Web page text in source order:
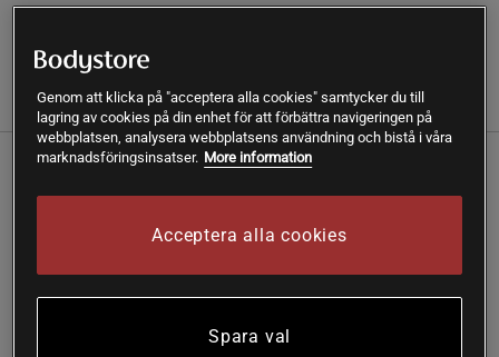
Information Recensioner
rörelser och upprätthållandet av utmanande
positioner. Ett oumbärligt hjälpmedel för
Genom att klicka på "acceptera alla cookies" samtycker du till
lagring av cookies på din enhet för att förbättra navigeringen på
webbplatsen, analysera webbplatsens användning och bistå i våra
marknadsföringsinsatser. More information
Acceptera alla cookies
Spara val